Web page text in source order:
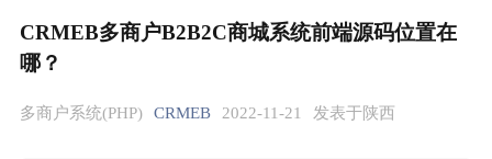
CRMEB多商户B2B2C商城系统前端源码位置在
哪？
多商户系统(PHP) CRMEB 2022-11-21 发表于陕西